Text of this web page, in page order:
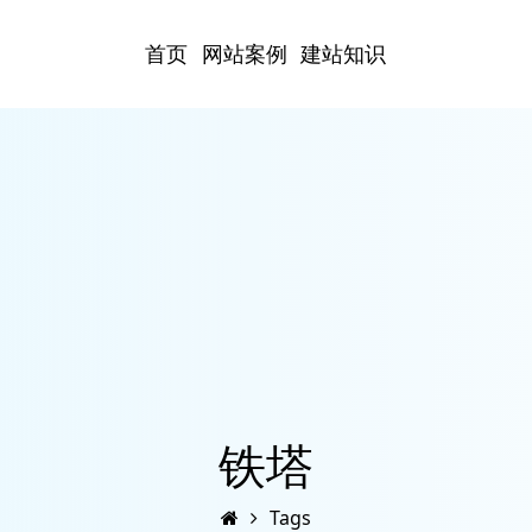
首页 网站案例 建站知识
铁塔
Tags